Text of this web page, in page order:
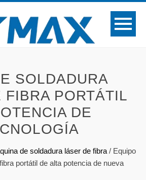
SOLDADURA
FIBRA PORTÁTIL
DE
de soldadura láser de fibra / Equipo
portátil de alta potencia de nueva